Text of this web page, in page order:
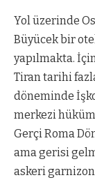
Yol üzerinde
Büyücek bir
yapılmakta.
Tiran tarihi
döneminde
merkezi
Gerçi Roma
ama gerisi
askeri